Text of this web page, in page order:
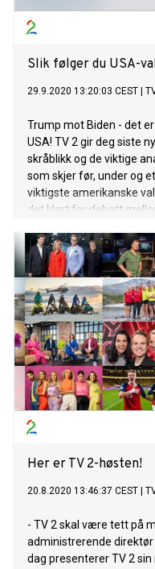
Slik følger du USA-
29.9.2020 13:20:03 CEST
Trump mot Biden - det
USA! TV 2 gir deg siste
skråblikk og de viktige
som skjer før, under og
viktigste amerikanske
det klart for debatt
Her er TV 2-høsten!
20.8.2020 13:46:37 CEST
- TV 2 skal være tett på
administrerende direktør
dag presenterer TV 2